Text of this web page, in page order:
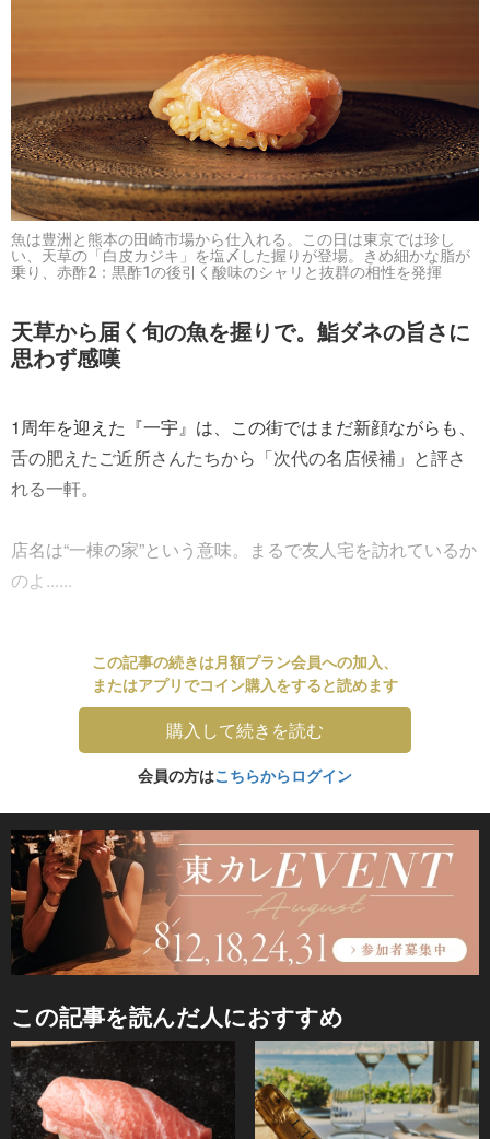
魚は豊洲と熊本の田崎市場から仕入れる。この日は東京では珍し
い、天草の「白皮カジキ」を塩〆した握りが登場。きめ細かな脂が
乗り、赤酢2：黒酢1の後引く酸味のシャリと抜群の相性を発揮
天草から届く旬の魚を握りで。鮨ダネの旨さに
思わず感嘆
1周年を迎えた『一宇』は、この街ではまだ新顔ながらも、
舌の肥えたご近所さんたちから「次代の名店候補」と評さ
れる一軒。
店名は“一棟の家”という意味。まるで友人宅を訪れているか
のよ......
この記事の続きは月額プラン会員への加入、
またはアプリでコイン購入をすると読めます
購入して続きを読む
会員の方はこちらからログイン
この記事を読んだ人におすすめ